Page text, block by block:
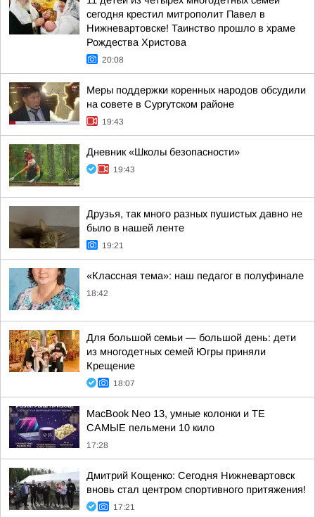
сегодня крестил митрополит Павел в
Нижневартовске! Таинство прошло в храме
Рождества Христова
20:08
Меры поддержки коренных народов обсудили
на совете в Сургутском районе
19:43
Дневник «Школы безопасности»
19:43
Друзья, так много разных пушистых давно не
было в нашей ленте
19:21
«Классная тема»: наш педагог в полуфинале
18:42
Для большой семьи — большой день: дети
из многодетных семей Югры приняли
Крещение
18:07
MacBook Neo 13, умные колонки и ТЕ
САМЫЕ пельмени 10 кило
17:28
Дмитрий Кощенко: Сегодня Нижневартовск
вновь стал центром спортивного притяжения!
17:21